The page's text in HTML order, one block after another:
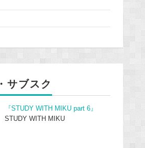
サブスク
『STUDY WITH MIKU part 6』
STUDY WITH MIKU